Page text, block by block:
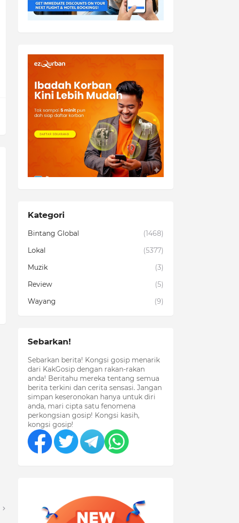
Kategori
Bintang Global
(1468)
Lokal
(5377)
Muzik
(3)
Review
(5)
Wayang
(9)
Sebarkan!
Sebarkan berita! Kongsi gosip menarik
dari KakGosip dengan rakan-rakan
anda! Beritahu mereka tentang semua
berita terkini dan cerita sensasi. Jangan
simpan keseronokan hanya untuk diri
anda, mari cipta satu fenomena
perkongsian gosip! Kongsi kasih,
kongsi gosip!